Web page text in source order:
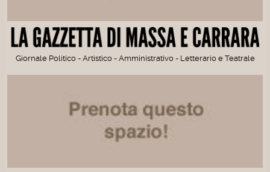
Giornale Politico - Artistico - Amministrativo - Letterario e Teatrale